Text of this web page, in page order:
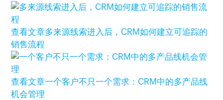
查看文章多来源线索进入后，CRM如何建立可追踪的
销售流程
查看文章一个客户不只一个需求：CRM中的多产品线
机会管理